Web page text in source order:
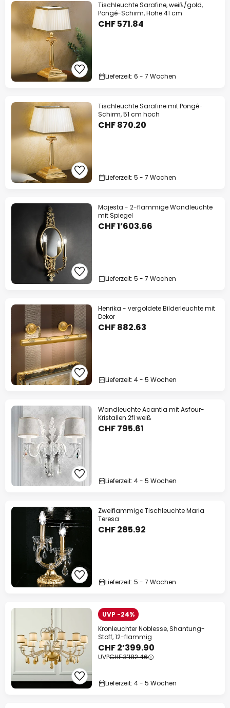
Tischleuchte Sarafine, weiß/gold,
Pongé-Schirm, Höhe 41 cm
CHF 571.84
Lieferzeit: 6 - 7 Wochen
Tischleuchte Sarafine mit Pongé-
Schirm, 51 cm hoch
CHF 870.20
Lieferzeit: 5 - 7 Wochen
Majesta - 2-flammige Wandleuchte
mit Spiegel
CHF 1’603.66
Lieferzeit: 5 - 7 Wochen
Henrika - vergoldete Bilderleuchte mit
Dekor
CHF 882.63
Lieferzeit: 4 - 5 Wochen
Wandleuchte Acantia mit Asfour-
Kristallen 2fl weiß
CHF 795.61
Lieferzeit: 4 - 5 Wochen
Zweiflammige Tischleuchte Maria
Teresa
CHF 285.92
Lieferzeit: 5 - 7 Wochen
UVP -24%
Kronleuchter Noblesse, Shantung-
Stoff, 12-flammig
CHF 2’399.90
UVPCHF 3’182.46
Lieferzeit: 4 - 5 Wochen